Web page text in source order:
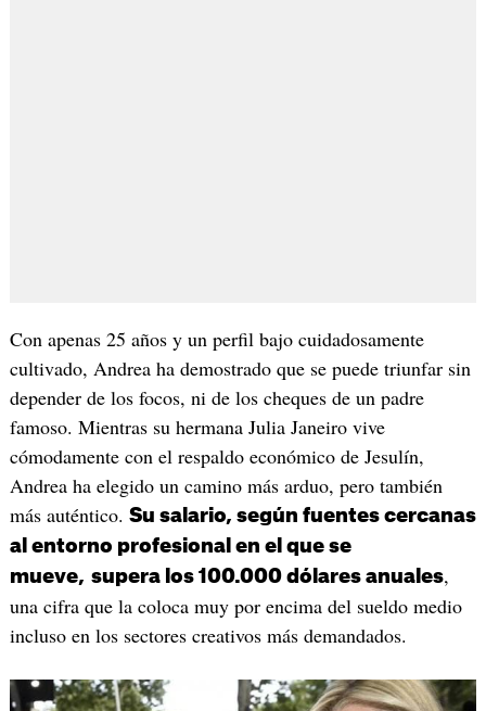
Con apenas 25 años y un perfil bajo cuidadosamente
cultivado, Andrea ha demostrado que se puede triunfar sin
depender de los focos, ni de los cheques de un padre
famoso. Mientras su hermana Julia Janeiro vive
cómodamente con el respaldo económico de Jesulín,
Andrea ha elegido un camino más arduo, pero también
más auténtico. Su salario, según fuentes cercanas
al entorno profesional en el que se
mueve, supera los 100.000 dólares anuales,
una cifra que la coloca muy por encima del sueldo medio
incluso en los sectores creativos más demandados.